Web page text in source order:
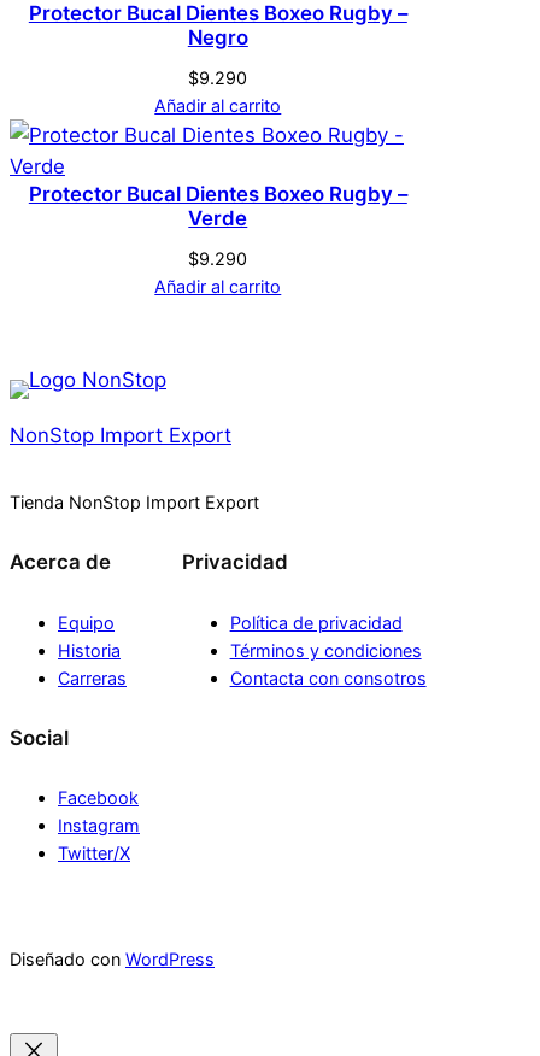
Protector Bucal Dientes Boxeo Rugby –
Negro
$9.290
Añadir al carrito
Protector Bucal Dientes Boxeo Rugby –
Verde
$9.290
Añadir al carrito
NonStop Import Export
Tienda NonStop Import Export
Acerca de
Equipo
Historia
Carreras
Privacidad
Política de privacidad
Términos y condiciones
Contacta con consotros
Social
Facebook
Instagram
Twitter/X
Diseñado con WordPress